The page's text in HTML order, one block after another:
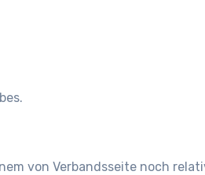
von Verbandsseite noch